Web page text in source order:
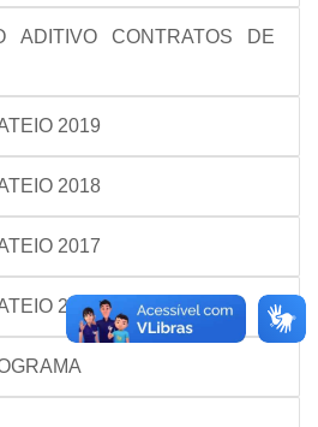
ADITIVO CONTRATOS DE
2019
2018
2017
2016